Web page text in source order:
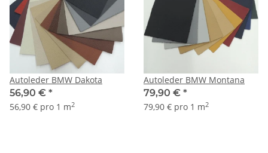
Autoleder BMW Dakota
56,90 € *
56,90 € pro 1 m2
Autoleder BMW Montana
79,90 € *
79,90 € pro 1 m2